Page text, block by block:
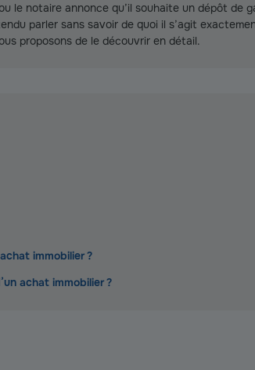
le notaire annonce qu’il souhaite un dépôt de
parler sans savoir de quoi il s’agit
proposons de le découvrir en détail.
immobilier ?
achat immobilier ?